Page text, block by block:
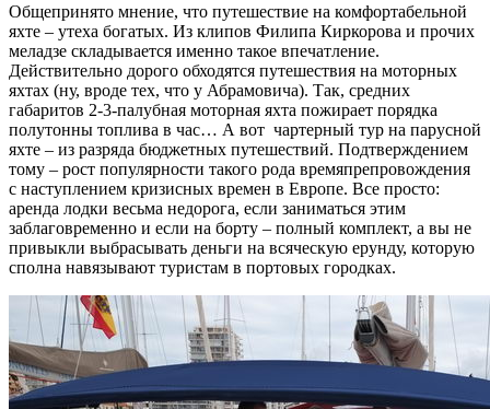
Общепринято мнение, что путешествие на комфортабельной
яхте – утеха богатых. Из клипов Филипа Киркорова и прочих
меладзе складывается именно такое впечатление.
Действительно дорого обходятся путешествия на моторных
яхтах (ну, вроде тех, что у Абрамовича). Так, средних
габаритов 2-3-палубная моторная яхта пожирает порядка
полутонны топлива в час… А вот чартерный тур на парусной
яхте – из разряда бюджетных путешествий. Подтверждением
тому – рост популярности такого рода времяпрепровождения
с наступлением кризисных времен в Европе. Все просто:
аренда лодки весьма недорога, если заниматься этим
заблаговременно и если на борту – полный комплект, а вы не
привыкли выбрасывать деньги на всяческую ерунду, которую
сполна навязывают туристам в портовых городках.